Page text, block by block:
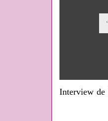
Interview